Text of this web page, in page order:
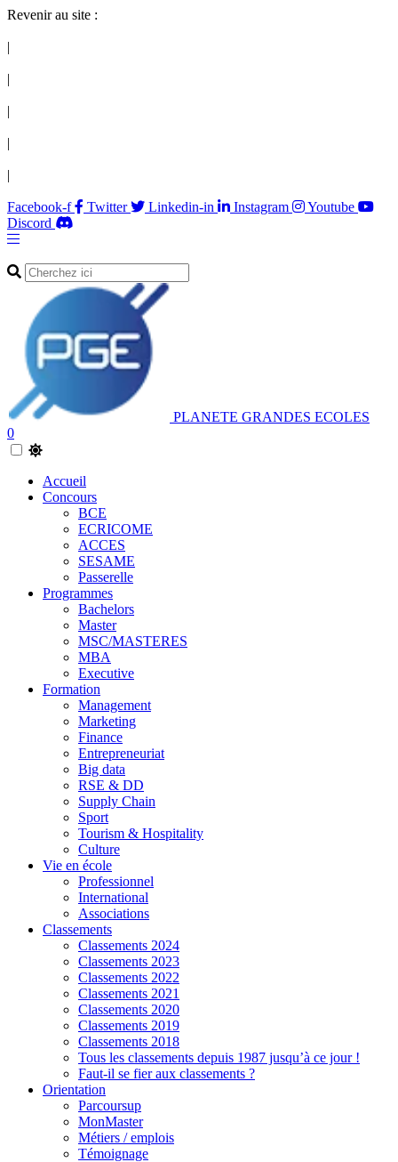
Revenir au site :
|
|
|
|
|
Facebook-f Twitter Linkedin-in Instagram
Youtube
Discord
PLANETE GRANDES ECOLES
0
Accueil
Concours
BCE
ECRICOME
ACCES
SESAME
Passerelle
Programmes
Bachelors
Master
MSC/MASTERES
MBA
Executive
Formation
Management
Marketing
Finance
Entrepreneuriat
Big data
RSE & DD
Supply Chain
Sport
Tourism & Hospitality
Culture
Vie en école
Professionnel
International
Associations
Classements
Classements 2024
Classements 2023
Classements 2022
Classements 2021
Classements 2020
Classements 2019
Classements 2018
Tous les classements depuis 1987 jusqu’à ce jour !
Faut-il se fier aux classements ?
Orientation
Parcoursup
MonMaster
Métiers / emplois
Témoignage